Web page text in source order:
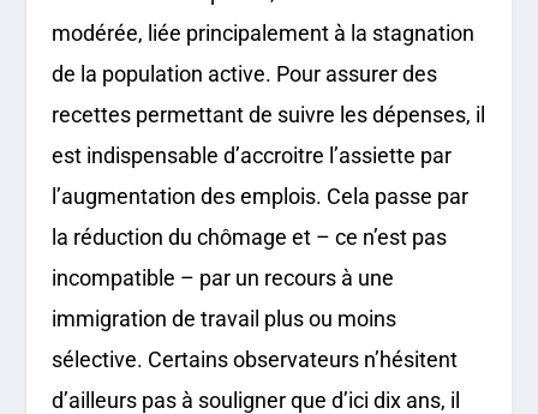
modérée, liée principalement à la stagnation
de la population active. Pour assurer des
recettes permettant de suivre les dépenses, il
est indispensable d’accroitre l’assiette par
l’augmentation des emplois. Cela passe par
la réduction du chômage et – ce n’est pas
incompatible – par un recours à une
immigration de travail plus ou moins
sélective. Certains observateurs n’hésitent
d’ailleurs pas à souligner que d’ici dix ans, il